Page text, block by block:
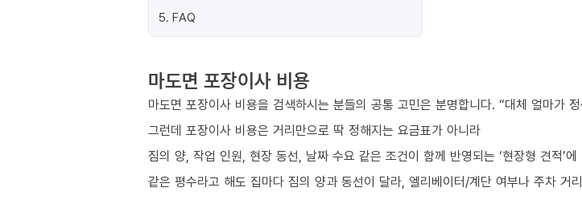
5. FAQ
마도면 포장이사 비용
마도면 포장이사 비용을 검색하시는 분들의 공통 고민은 분명합니다. “대체 얼마가
그런데 포장이사 비용은 거리만으로 딱 정해지는 요금표가 아니라
짐의 양, 작업 인원, 현장 동선, 날짜 수요 같은 조건이 함께 반영되는 ‘현장형 견적’에
같은 평수라고 해도 집마다 짐의 양과 동선이 달라, 엘리베이터/계단 여부나 주차 거